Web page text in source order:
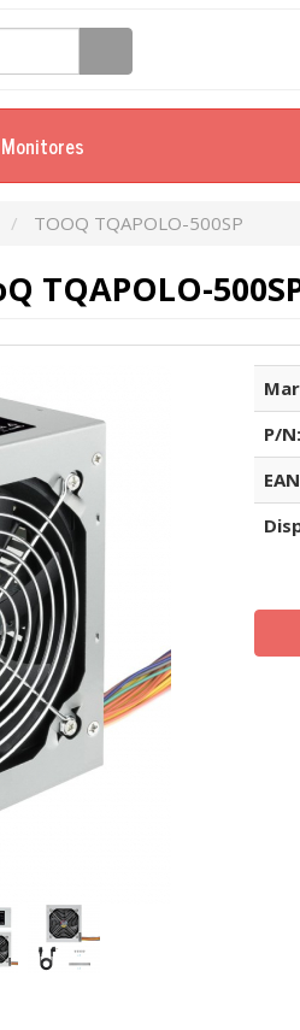
Monitores
TOOQ TQAPOLO-500SP
TQAPOLO-
P/N: